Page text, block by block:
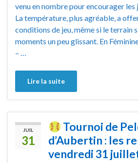
venu en nombre pour encourager les
La température, plus agréable, a
conditions de jeu, même si le terrain
moments un peu glissant. En
– …
Lire la suite
JUIL
31
Tournoi de
d’Aubertin : les
vendredi 31